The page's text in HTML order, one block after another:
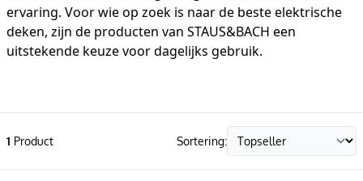
ervaring. Voor wie op zoek is naar de beste elektrische
deken, zijn de producten van STAUS&BACH een
uitstekende keuze voor dagelijks gebruik.
1 Product Sortering: